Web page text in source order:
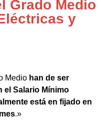
Grado Medio
y
Medio han de ser
el Salario Mínimo
está en fijado en
.»